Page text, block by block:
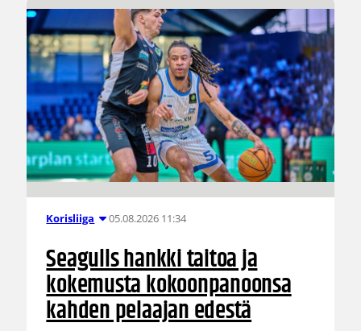
Korisliiga 05.08.2026 11:34
Seagulls hankki taitoa ja
kokemusta kokoonpanoonsa
kahden pelaajan edestä